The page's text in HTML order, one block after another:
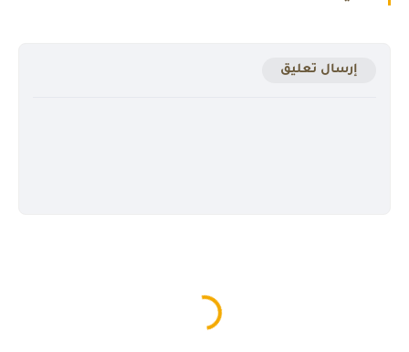
إرسال تعليق